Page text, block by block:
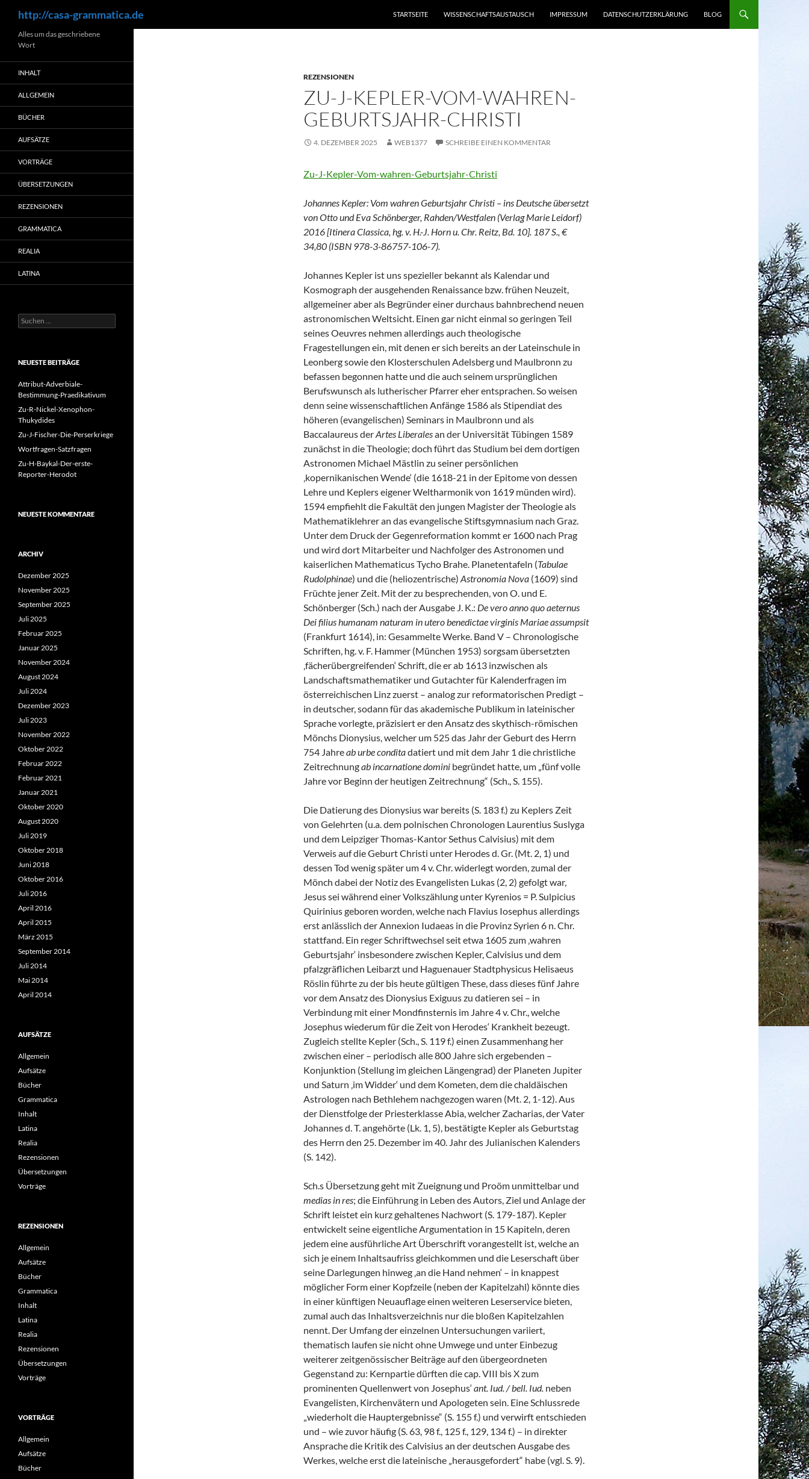
Zum
Inhalt
springen
http://casa-grammatica.de STARTSEITE WISSENSCHAFTSAUSTAUSCH IMPRESSUM DATENSCHUTZERKLÄRUNG BLOG
REZENSIONEN
ZU-J-KEPLER-VOM-WAHREN-
GEBURTSJAHR-CHRISTI
4. DEZEMBER 2025 WEB1377 SCHREIBE EINEN KOMMENTAR
Zu-J-Kepler-Vom-wahren-Geburtsjahr-Christi
Johannes Kepler: Vom wahren Geburtsjahr Christi – ins Deutsche übersetzt
von Otto und Eva Schönberger, Rahden/Westfalen (Verlag Marie Leidorf)
2016 [Itinera Classica, hg. v. H.-J. Horn u. Chr. Reitz, Bd. 10]. 187 S., €
34,80 (ISBN 978-3-86757-106-7).
Johannes Kepler ist uns spezieller bekannt als Kalendar und
Kosmograph der ausgehenden Renaissance bzw. frühen Neuzeit,
allgemeiner aber als Begründer einer durchaus bahnbrechend neuen
astronomischen Weltsicht. Einen gar nicht einmal so geringen Teil
seines Oeuvres nehmen allerdings auch theologische
Fragestellungen ein, mit denen er sich bereits an der Lateinschule in
Leonberg sowie den Klosterschulen Adelsberg und Maulbronn zu
befassen begonnen hatte und die auch seinem ursprünglichen
Berufswunsch als lutherischer Pfarrer eher entsprachen. So weisen
denn seine wissenschaftlichen Anfänge 1586 als Stipendiat des
höheren (evangelischen) Seminars in Maulbronn und als
Baccalaureus derArtes Liberalesan der Universität Tübingen 1589
zunächst in die Theologie; doch führt das Studium bei dem dortigen
Astronomen Michael Mästlin zu seiner persönlichen
‚kopernikanischen Wende‘ (die 1618-21 in der Epitome von dessen
Lehre und Keplers eigener Weltharmonik von 1619 münden wird).
1594 empfiehlt die Fakultät den jungen Magister der Theologie als
Mathematiklehrer an das evangelische Stiftsgymnasium nach Graz.
Unter dem Druck der Gegenreformation kommt er 1600 nach Prag
und wird dort Mitarbeiter und Nachfolger des Astronomen und
kaiserlichen Mathematicus Tycho Brahe. Planetentafeln (Tabulae
Rudolphinae) und die (heliozentrische) Astronomia Nova (1609) sind
Früchte jener Zeit. Mit der zu besprechenden, von O. und E.
Schönberger (Sch.) nach der Ausgabe J. K.: De vero anno quo aeternus
Dei filius humanam naturam in utero benedictae virginis Mariae assumpsit
(Frankfurt 1614), in: Gesammelte Werke. Band V – Chronologische
Schriften, hg. v. F. Hammer (München 1953) sorgsam übersetzten
‚fächerübergreifenden‘ Schrift, die er ab 1613 inzwischen als
Landschaftsmathematiker und Gutachter für Kalenderfragen im
österreichischen Linz zuerst – analog zur reformatorischen Predigt –
in deutscher, sodann für das akademische Publikum in lateinischer
Sprache vorlegte, präzisiert er den Ansatz des skythisch-römischen
Mönchs Dionysius, welcher um 525 das Jahr der Geburt des Herrn
754 Jahreab urbe conditadatiert und mit dem Jahr 1 die christliche
Zeitrechnungab incarnatione domini begründet hatte, um „fünf volle
Jahre vor Beginn der heutigen Zeitrechnung“ (Sch., S. 155).
Die Datierung des Dionysius war bereits (S. 183 f.) zu Keplers Zeit
von Gelehrten (u.a. dem polnischen Chronologen Laurentius Suslyga
und dem Leipziger Thomas-Kantor Sethus Calvisius) mit dem
Verweis auf die Geburt Christi unter Herodes d. Gr. (Mt. 2, 1) und
dessen Tod wenig später um 4 v. Chr. widerlegt worden, zumal der
Mönch dabei der Notiz des Evangelisten Lukas (2, 2) gefolgt war,
Jesus sei während einer Volkszählung unter Kyrenios = P. Sulpicius
Quirinius geboren worden, welche nach Flavius Iosephus allerdings
erst anlässlich der Annexion Iudaeas in die Provinz Syrien 6 n. Chr.
stattfand. Ein reger Schriftwechsel seit etwa 1605 zum ‚wahren
Geburtsjahr‘ insbesondere zwischen Kepler, Calvisius und dem
pfalzgräflichen Leibarzt und Haguenauer Stadtphysicus Helisaeus
Röslin führte zu der bis heute gültigen These, dass dieses fünf Jahre
vor dem Ansatz des Dionysius Exiguus zu datieren sei – in
Verbindung mit einer Mondfinsternis im Jahre 4 v. Chr., welche
Josephus wiederum für die Zeit von Herodes‘ Krankheit bezeugt.
Zugleich stellte Kepler (Sch., S. 119 f.) einen Zusammenhang her
zwischen einer – periodisch alle 800 Jahre sich ergebenden –
Konjunktion (Stellung im gleichen Längengrad) der Planeten Jupiter
und Saturn ‚im Widder‘ und dem Kometen, dem die chaldäischen
Astrologen nach Bethlehem nachgezogen waren (Mt. 2, 1-12). Aus
der Dienstfolge der Priesterklasse Abia, welcher Zacharias, der Vater
Johannes d. T. angehörte (Lk. 1, 5), bestätigte Kepler als Geburtstag
des Herrn den 25. Dezember im 40. Jahr des Julianischen Kalenders
(S. 142).
Sch.s Übersetzung geht mit Zueignung und Proöm unmittelbar und
medias in res; die Einführung in Leben des Autors, Ziel und Anlage der
Schrift leistet ein kurz gehaltenes Nachwort (S. 179-187). Kepler
entwickelt seine eigentliche Argumentation in 15 Kapiteln, deren
jedem eine ausführliche Art Überschrift vorangestellt ist, welche an
sich je einem Inhaltsaufriss gleichkommen und die Leserschaft über
seine Darlegungen hinweg ‚an die Hand nehmen‘ – in knappest
möglicher Form einer Kopfzeile (neben der Kapitelzahl) könnte dies
in einer künftigen Neuauflage einen weiteren Leserservice bieten,
zumal auch das Inhaltsverzeichnis nur die bloßen Kapitelzahlen
nennt. Der Umfang der einzelnen Untersuchungen variiert,
thematisch laufen sie nicht ohne Umwege und unter Einbezug
weiterer zeitgenössischer Beiträge auf den übergeordneten
Gegenstand zu: Kernpartie dürften die cap. VIII bis X zum
prominenten Quellenwert von Josephus‘ant. Iud. / bell. Iud. neben
Evangelisten, Kirchenvätern und Apologeten sein. Eine Schlussrede
„wiederholt die Hauptergebnisse“ (S. 155 f.) und verwirft entschieden
und – wie zuvor häufig (S. 63, 98 f., 125 f., 129, 134 f.) – in direkter
Ansprache die Kritik des Calvisius an der deutschen Ausgabe des
Werkes, welche erst die lateinische „herausgefordert“ habe (vgl. S. 9).
Alles um das geschriebene
Wort
INHALT
ALLGEMEIN
BÜCHER
AUFSÄTZE
VORTRÄGE
ÜBERSETZUNGEN
REZENSIONEN
GRAMMATICA
REALIA
LATINA
Suchen
nach:
NEUESTE BEITRÄGE
Attribut-Adverbiale-
Bestimmung-Praedikativum
Zu-R-Nickel-Xenophon-
Thukydides
Zu-J-Fischer-Die-Perserkriege
Wortfragen-Satzfragen
Zu-H-Baykal-Der-erste-
Reporter-Herodot
NEUESTE KOMMENTARE
ARCHIV
Dezember 2025
November 2025
September 2025
Juli 2025
Februar 2025
Januar 2025
November 2024
August 2024
Juli 2024
Dezember 2023
Juli 2023
November 2022
Oktober 2022
Februar 2022
Februar 2021
Januar 2021
Oktober 2020
August 2020
Juli 2019
Oktober 2018
Juni 2018
Oktober 2016
Juli 2016
April 2016
April 2015
März 2015
September 2014
Juli 2014
Mai 2014
April 2014
AUFSÄTZE
Allgemein
Aufsätze
Bücher
Grammatica
Inhalt
Latina
Realia
Rezensionen
Übersetzungen
Vorträge
REZENSIONEN
Allgemein
Aufsätze
Bücher
Grammatica
Inhalt
Latina
Realia
Rezensionen
Übersetzungen
Vorträge
VORTRÄGE
Allgemein
Aufsätze
Bücher